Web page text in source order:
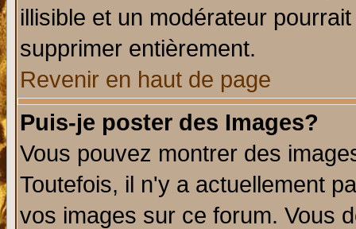
illisible et un modérateur
supprimer entièrement.
Revenir en haut de page
Puis-je poster des Images?
Vous pouvez montrer des
Toutefois, il n'y a actuellement
vos images sur ce forum. Vous